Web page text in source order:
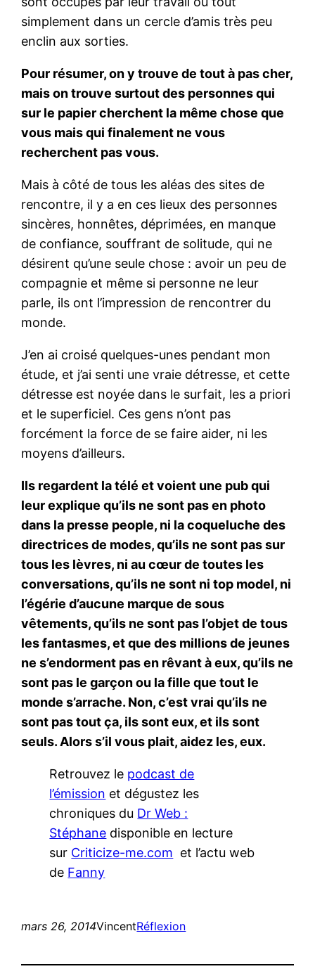
simplement dans un cercle d’amis très peu
enclin aux sorties.
Pour résumer, on y trouve de tout à pas cher,
mais on trouve surtout des personnes qui
sur le papier cherchent la même chose que
vous mais qui finalement ne vous
recherchent pas vous.
Mais à côté de tous les aléas des sites de
rencontre, il y a en ces lieux des personnes
sincères, honnêtes, déprimées, en manque
de confiance, souffrant de solitude, qui ne
désirent qu’une seule chose : avoir un peu de
compagnie et même si personne ne leur
parle, ils ont l’impression de rencontrer du
monde.
J’en ai croisé quelques-unes pendant mon
étude, et j’ai senti une vraie détresse, et cette
détresse est noyée dans le surfait, les a priori
et le superficiel. Ces gens n’ont pas
forcément la force de se faire aider, ni les
moyens d’ailleurs.
Ils regardent la télé et voient une pub qui
leur explique qu’ils ne sont pas en photo
dans la presse people, ni la coqueluche des
directrices de modes, qu’ils ne sont pas sur
tous les lèvres, ni au cœur de toutes les
conversations, qu’ils ne sont ni top model, ni
l’égérie d’aucune marque de sous
vêtements, qu’ils ne sont pas l’objet de tous
les fantasmes, et que des millions de jeunes
ne s’endorment pas en rêvant à eux, qu’ils ne
sont pas le garçon ou la fille que tout le
monde s’arrache. Non, c’est vrai qu’ils ne
sont pas tout ça, ils sont eux, et ils sont
seuls. Alors s’il vous plait, aidez les, eux.
Retrouvez le podcast de
l’émission et dégustez les
chroniques du Dr Web :
Stéphane disponible en lecture
sur Criticize-me.com et l’actu web
de Fanny
mars 26, 2014VincentRéflexion